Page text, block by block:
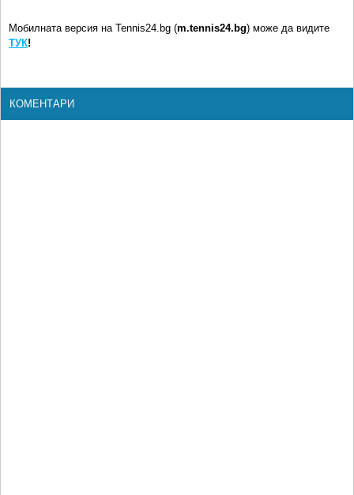
Мобилната версия на Tennis24.bg (m.tennis24.bg) може да видите
ТУК!
КОМЕНТАРИ